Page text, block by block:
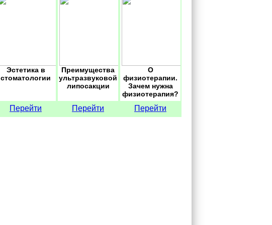
Эстетика в
стоматологии
Перейти
Преимущества
ультразвуковой
липосакции
Перейти
О
физиотерапии.
Зачем нужна
физиотерапия?
Перейти